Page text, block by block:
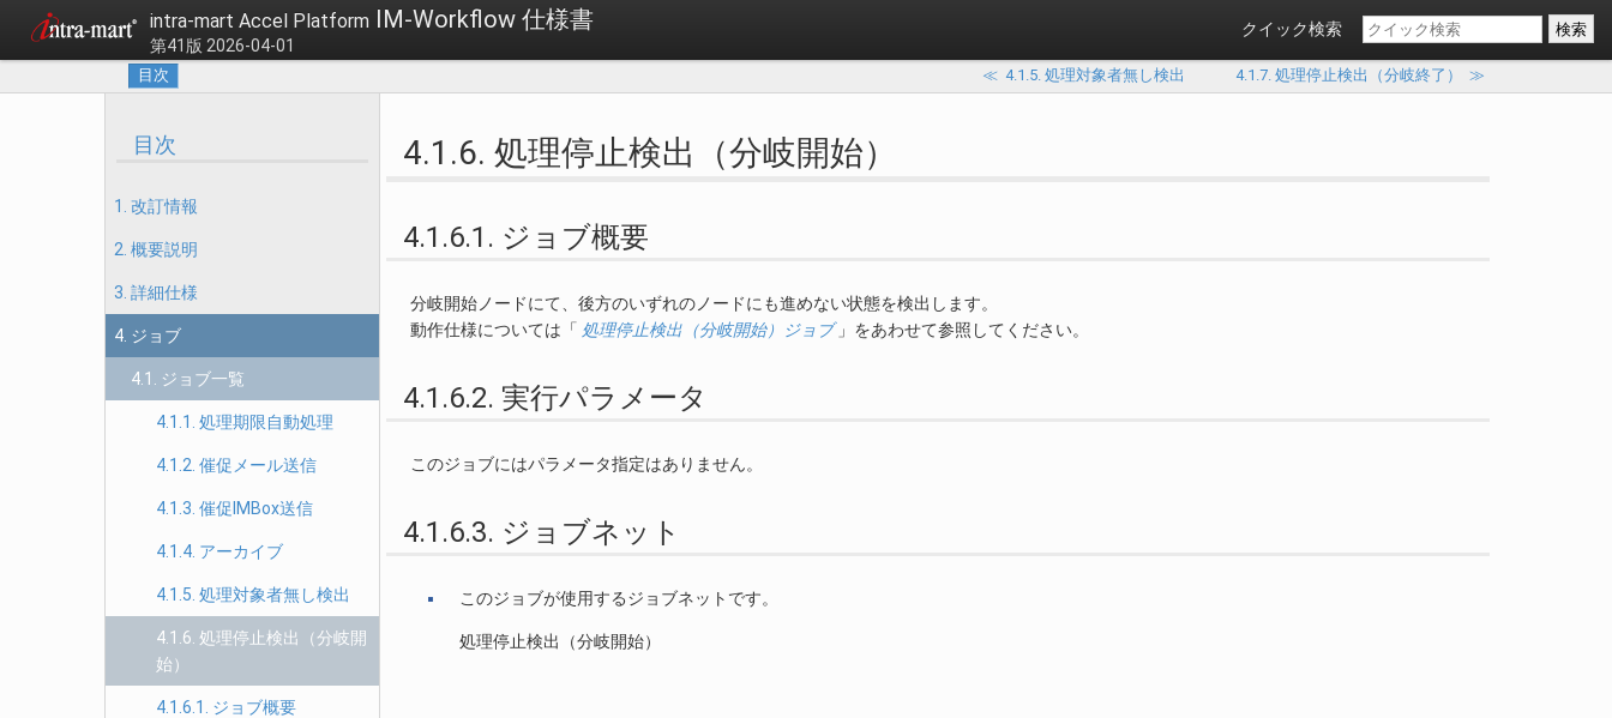
intra-mart Accel Platform IM-Workflow 仕様書
第41版 2026-04-01
クイック検索
目次 ≪ 4.1.5. 処理対象者無し検出 4.1.7. 処理停止検出（分岐終了） ≫
目次
1. 改訂情報
2. 概要説明
3. 詳細仕様
4. ジョブ
4.1. ジョブ一覧
4.1.1. 処理期限自動処理
4.1.2. 催促メール送信
4.1.3. 催促IMBox送信
4.1.4. アーカイブ
4.1.5. 処理対象者無し検出
4.1.6. 処理停止検出（分岐開
始）
4.1.6.1. ジョブ概要
4.1.6. 処理停止検出（分岐開始）
4.1.6.1. ジョブ概要
分岐開始ノードにて、後方のいずれのノードにも進めない状態を検出します。
動作仕様については「 処理停止検出（分岐開始）ジョブ」をあわせて参照してください。
4.1.6.2. 実行パラメータ
このジョブにはパラメータ指定はありません。
4.1.6.3. ジョブネット
このジョブが使用するジョブネットです。
処理停止検出（分岐開始）